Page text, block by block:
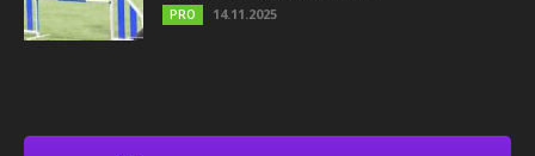
PRO 14.11.2025